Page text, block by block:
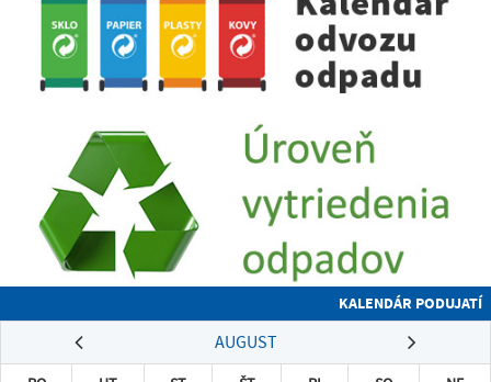
KALENDÁR PODUJATÍ
AUGUST